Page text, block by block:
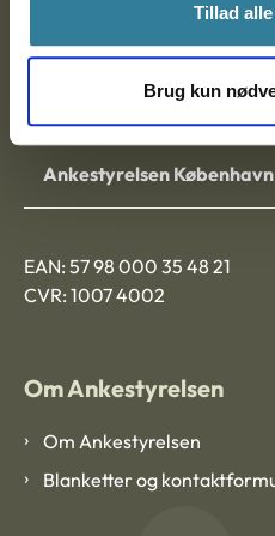
Tillad
Brug kun
Ankestyrelsen Aalborg
Ankestyrelsen København
EAN: 57 98 000 35 48 21
CVR: 1007 4002
Om Ankestyrelsen
Om Ankestyrelsen
Blanketter og